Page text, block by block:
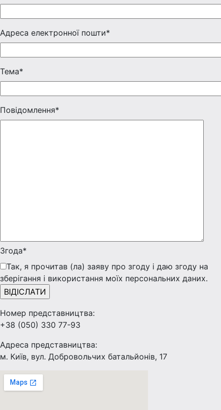
Адреса електронної пошти*
Тема*
Повідомлення*
Згода*
Так, я прочитав (ла) заяву про згоду і даю згоду на
зберігання і використання моїх персональних даних.
Номер представництва:
+38 (050) 330 77-93
Адреса представництва:
м. Київ, вул. Добровольчих батальйонів, 17